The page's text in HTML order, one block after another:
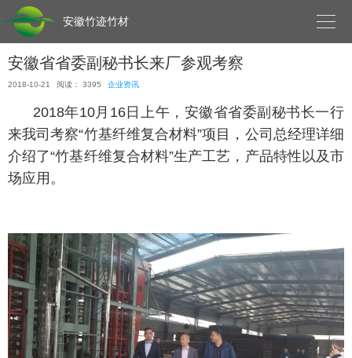
安徽竹迹竹材 
安徽省省委副秘书长来厂参观考察
2018-10-21 阅读： 3395 企业资讯
2018年10月16日上午，安徽省省委副秘书长一行
来我司考察“竹基纤维复合材料”项目，公司总经理详细
介绍了“竹基纤维复合材料”生产工艺，产品特性以及市
场应用。